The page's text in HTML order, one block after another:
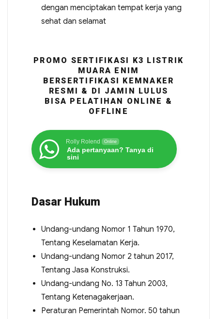
dengan menciptakan tempat kerja yang
sehat dan selamat
PROMO SERTIFIKASI K3 LISTRIK
MUARA ENIM
BERSERTIFIKASI KEMNAKER
RESMI & DI JAMIN LULUS
BISA PELATIHAN ONLINE &
OFFLINE
Rolly Rolend Online
Ada pertanyaan? Tanya di
sini
Dasar Hukum
Undang-undang Nomor 1 Tahun 1970,
Tentang Keselamatan Kerja.
Undang-undang Nomor 2 tahun 2017,
Tentang Jasa Konstruksi.
Undang-undang No. 13 Tahun 2003,
Tentang Ketenagakerjaan.
Peraturan Pemerintah Nomor. 50 tahun